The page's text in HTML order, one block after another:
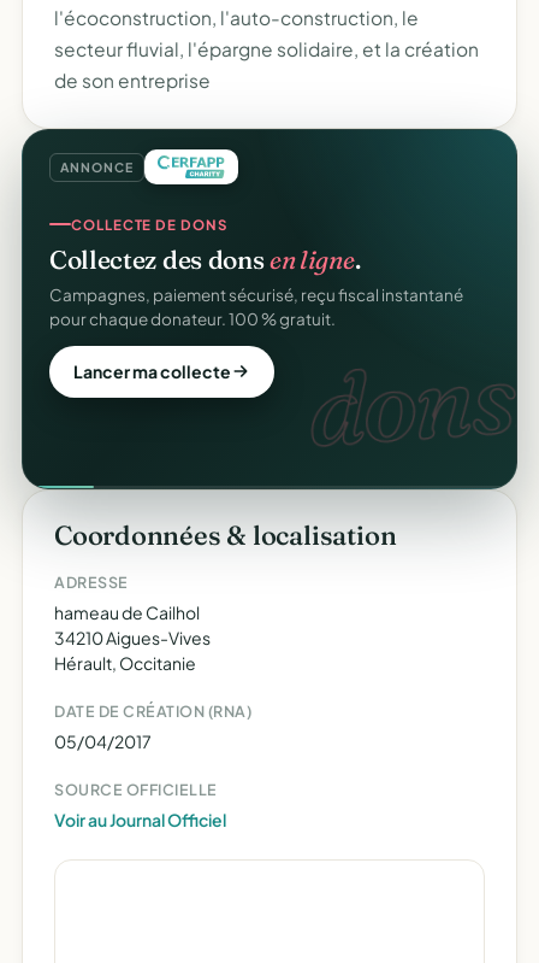
l'écoconstruction, l'auto-construction, le
secteur fluvial, l'épargne solidaire, et la création
de son entreprise
ANNONCE
dons.
COLLECTE DE DONS
Collectez des donsen ligne.
Campagnes, paiement sécurisé, reçu fiscal instantané
pour chaque donateur. 100 % gratuit.
Lancer ma collecte
Coordonnées & localisation
ADRESSE
hameau de Cailhol
34210 Aigues-Vives
Hérault, Occitanie
DATE DE CRÉATION (RNA)
05/04/2017
SOURCE OFFICIELLE
Voir au Journal Officiel